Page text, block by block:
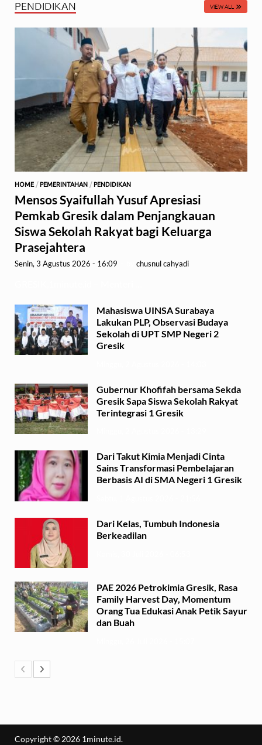
PENDIDIKAN VIEW ALL
HOME /PEMERINTAHAN /PENDIDIKAN
Mensos Syaifullah Yusuf Apresiasi
Pemkab Gresik dalam Penjangkauan
Siswa Sekolah Rakyat bagi Keluarga
Prasejahtera
Senin, 3 Agustus 2026 - 16:09 chusnul cahyadi
Mahasiswa UINSA Surabaya
Lakukan PLP, Observasi Budaya
Sekolah di UPT SMP Negeri 2
Gresik
Gubernur Khofifah bersama Sekda
Gresik Sapa Siswa Sekolah Rakyat
Terintegrasi 1 Gresik
Dari Takut Kimia Menjadi Cinta
Sains Transformasi Pembelajaran
Berbasis AI di SMA Negeri 1 Gresik
Dari Kelas, Tumbuh Indonesia
Berkeadilan
PAE 2026 Petrokimia Gresik, Rasa
Family Harvest Day, Momentum
Orang Tua Edukasi Anak Petik Sayur
dan Buah
Copyright © 2026 1minute.id.